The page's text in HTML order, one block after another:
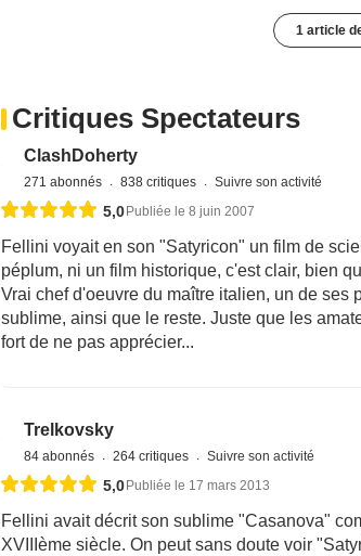
1 article
Critiques Spectateurs
ClashDoherty
271 abonnés 838 critiques Suivre son activité
5,0 Publiée le 8 juin 2007
Fellini voyait en son "Satyricon" un film de
péplum, ni un film historique, c'est clair, bien
Vrai chef d'oeuvre du maître italien, un de ses
sublime, ainsi que le reste. Juste que les
fort de ne pas apprécier...
Trelkovsky
84 abonnés 264 critiques Suivre son activité
5,0 Publiée le 17 mars 2013
Fellini avait décrit son sublime "Casanova"
XVIIIème siècle. On peut sans doute voir